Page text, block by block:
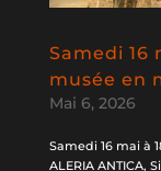
Samedi 16
musée en
Mai 6, 2026
Samedi 16 mai à
ALERIA ANTICA,